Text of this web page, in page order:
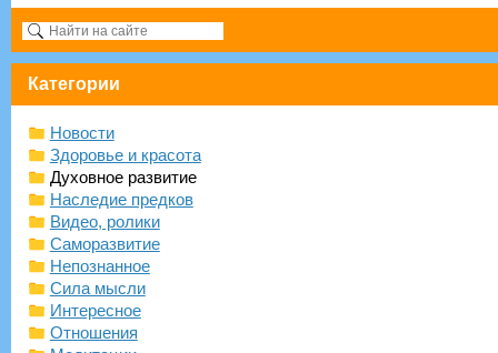
Категории
Новости
Здоровье и красота
Духовное развитие
Наследие предков
Видео, ролики
Саморазвитие
Непознанное
Сила мысли
Интересное
Отношения